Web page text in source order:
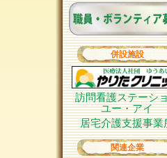
併設施設
訪問看護ステーシ
ユー・アイ
居宅介護支援事業
関連企業